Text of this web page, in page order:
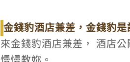
金錢豹酒店兼差，金錢豹是
來金錢豹酒店兼差， 酒店